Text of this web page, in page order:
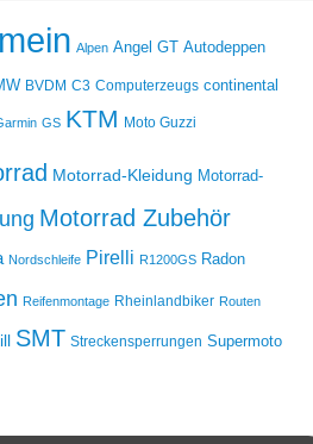
Alpen Angel GT Autodeppen
BVDM C3 Computerzeugs continental
GS KTM Moto Guzzi
Motorrad-Kleidung Motorrad-
Motorrad Zubehör
Nordschleife Pirelli R1200GS Radon
Reifenmontage Rheinlandbiker Routen
SMT Streckensperrungen Supermoto